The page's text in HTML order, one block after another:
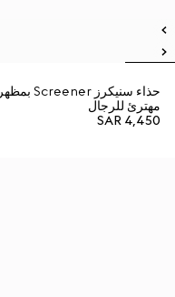
حذاء سنيكرز Screener بمظهر
مهترئ للرجال
SAR 4,450